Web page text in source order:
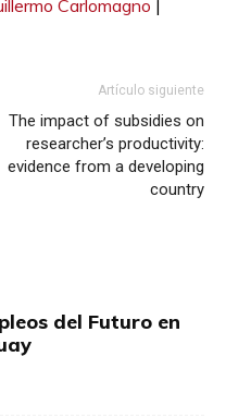
Carlomagno |
Artículo siguiente
The impact of subsidies on
researcher’s productivity:
evidence from a developing
country
del Futuro en